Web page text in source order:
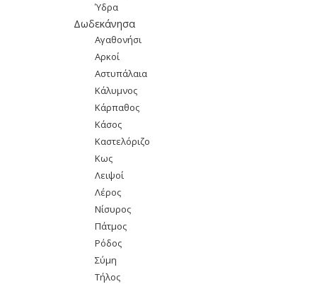
Ύδρα
Δωδεκάνησα
Αγαθονήσι
Αρκοί
Αστυπάλαια
Κάλυμνος
Κάρπαθος
Κάσος
Καστελόριζο
Κως
Λειψοί
Λέρος
Νίσυρος
Πάτμος
Ρόδος
Σύμη
Τήλος